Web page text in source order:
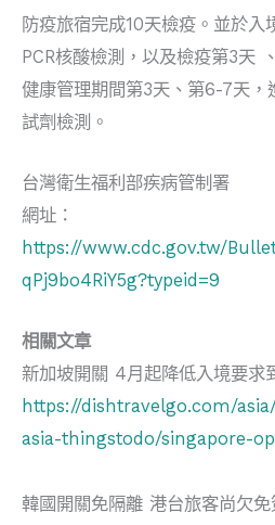
防疫旅宿完成10天檢疫。並於入
PCR核酸檢測，以及檢疫第3天
健康管理期間第3天、第6-7天，
試劑檢測。
台灣衛生福利部疾病管制署
網址：
https://www.cdc.gov.tw/
qPj9bo4RiY5g?typeid=9
相關文章
新加坡開關 4月起降低入境要求
https://dishtravelgo.com/
asia-thingstodo/singapore-
韓國開關免隔離 港台旅客尚欠